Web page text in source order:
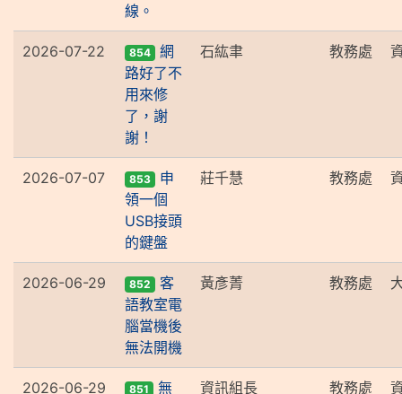
線。
2026-07-22 854
網
路好了不
用來修
了，謝
謝！
石紘聿 教務處
2026-07-07 853
申
領一個
USB接頭
的鍵盤
莊千慧 教務處
2026-06-29 852
客
語教室電
腦當機後
無法開機
黃彥菁 教務處
2026-06-29 851
無
資訊組長 教務處